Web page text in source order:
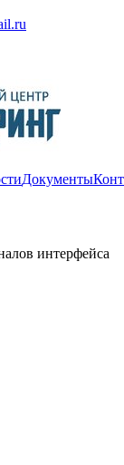
Документы
интерфейса